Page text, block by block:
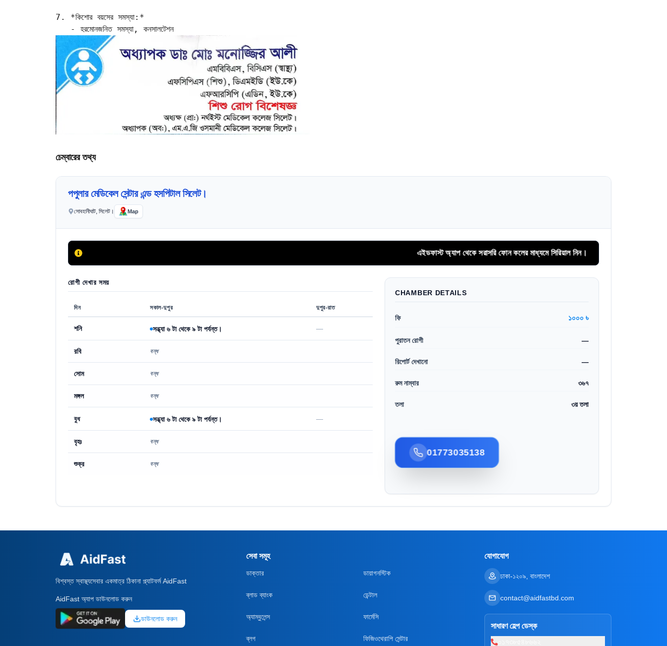
7. *কিশোর বয়সের সমস্যা:*
   - হরমোনজনিত সমস্যা, কনসালটেশন
চেম্বারের তথ্য
পপুলার মেডিকেল সেন্টার এন্ড হসপিটাল সিলেট।
সোবহানীঘাট, সিলেট। Map
এইডফাস্ট অ্যাপ থেকে সরাসরি ফোন কলের মাধ্যমে সিরিয়াল নিন।
রোগী দেখার সময়
দিন সকাল-দুপুর দুপুর-রাত
শনি সন্ধ্যা ৬ টা থেকে ৯ টা পর্যন্ত। —
রবি বন্ধ
সোম বন্ধ
মঙ্গল বন্ধ
বুধ সন্ধ্যা ৬ টা থেকে ৯ টা পর্যন্ত। —
বৃহঃ বন্ধ
শুক্র বন্ধ
CHAMBER DETAILS
ফি ১০০০ ৳
পুরাতন রোগী —
রিপোর্ট দেখানো —
রুম নাম্বার ৩৬৭
তলা ৩য় তলা
01773035138
বিশ্বস্ত স্বাস্থ্যসেবার একমাত্র ঠিকানা প্ল্যাটফর্ম AidFast
AidFast অ্যাপ ডাউনলোড করুন
ডাউনলোড করুন
সেবা সমূহ
ডাক্তার ডায়াগনস্টিক
ব্লাড ব্যাংক ডেন্টাল
অ্যাম্বুলেন্স ফার্মেসি
ব্লগ ফিজিওথেরাপি সেন্টার
যোগাযোগ
ঢাকা-১২০৯, বাংলাদেশ
contact@aidfastbd.com
সাধারণ হেল্প ডেস্ক